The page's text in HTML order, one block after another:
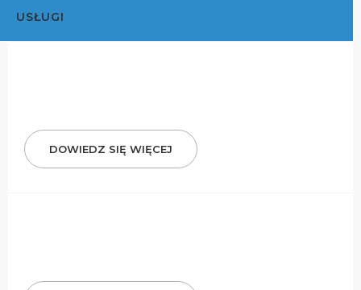
USŁUGI
DOWIEDZ SIĘ WIĘCEJ